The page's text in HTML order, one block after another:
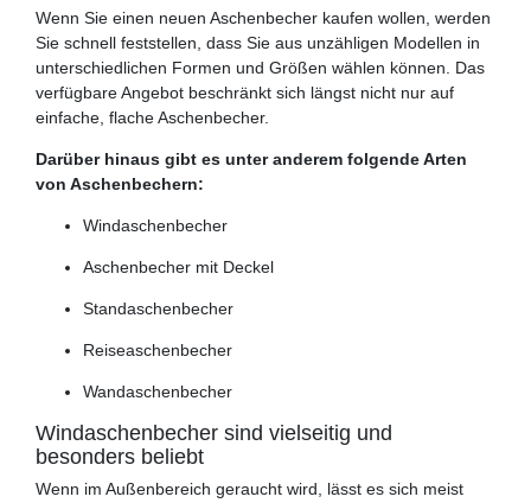
Wenn Sie einen neuen Aschenbecher kaufen wollen, werden
Sie schnell feststellen, dass Sie aus unzähligen Modellen in
unterschiedlichen Formen und Größen wählen können. Das
verfügbare Angebot beschränkt sich längst nicht nur auf
einfache, flache Aschenbecher.
Darüber hinaus gibt es unter anderem folgende Arten
von Aschenbechern:
Windaschenbecher
Aschenbecher mit Deckel
Standaschenbecher
Reiseaschenbecher
Wandaschenbecher
Windaschenbecher sind vielseitig und
besonders beliebt
Wenn im Außenbereich geraucht wird, lässt es sich meist